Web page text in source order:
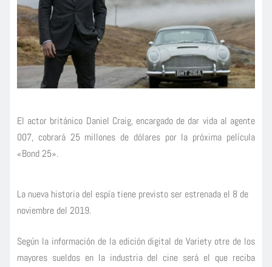
El actor británico Daniel Craig, encargado de dar vida al agente
007, cobrará 25 millones de dólares por la próxima película
«Bond 25».
La nueva historia del espía tiene previsto ser estrenada el 8 de
noviembre del 2019.
Según la información de la edición digital de Variety otre de los
mayores sueldos en la industria del cine será el que reciba